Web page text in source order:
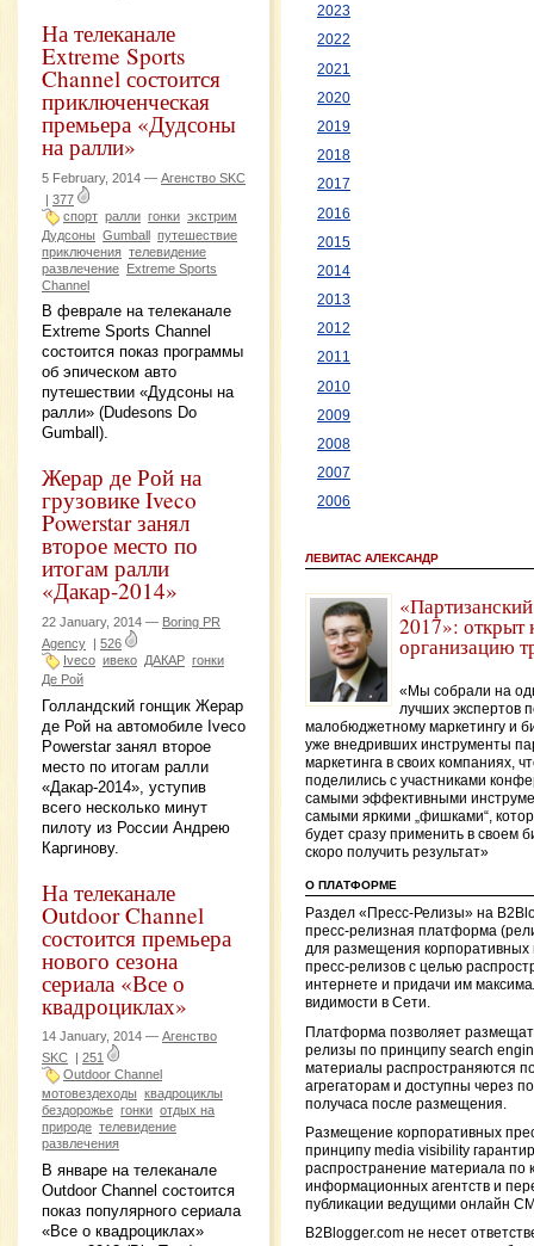
На телеканале
Extreme Sports
Channel состоится
приключенческая
премьера «Дудсоны
на ралли»
5 February, 2014 — Агенство SKC
| 377
спорт ралли гонки экстрим
Дудсоны Gumball путешествие
приключения телевидение
развлечение Extreme Sports
Channel
В феврале на телеканале
Extreme Sports Channel
состоится показ программы
об эпическом авто
путешествии «Дудсоны на
ралли» (Dudesons Do
Gumball).
Жерар де Рой на
грузовике Iveco
Powerstar занял
второе место по
итогам ралли
«Дакар-2014»
22 January, 2014 — Boring PR
Agency | 526
Iveco ивеко ДАКАР гонки
Де Рой
Голландский гонщик Жерар
де Рой на автомобиле Iveco
Powerstar занял второе
место по итогам ралли
«Дакар-2014», уступив
всего несколько минут
пилоту из России Андрею
Каргинову.
На телеканале
Outdoor Channel
состоится премьера
нового сезона
сериала «Все о
квадроциклах»
14 January, 2014 — Агенство
SKC
251
Outdoor Channel
мотовездеходы квадроциклы
бездорожье гонки отдых на
природе телевидение
развлечения
В январе на телеканале
Outdoor Channel состоится
показ популярного сериала
«Все о квадроциклах»
2023
2022
2021
2020
2019
2018
2017
2016
2015
2014
2013
2012
2011
2010
2009
2008
2007
2006
ЛЕВИТАС АЛЕКСАНДР
2017»: открыт
организацию
«Мы собрали на
лучших экспертов
малобюджетному маркетингу и
уже внедривших инструменты
маркетинга в своих компаниях,
поделились с участниками
самыми эффективными
самыми яркими „фишками“,
будет сразу применить в своем
скоро получить результат»
О ПЛАТФОРМЕ
Раздел «Пресс-Релизы» на
пресс-релизная платформа
для размещения корпоративных
пресс-релизов с целью
интернете и придачи им
видимости в Сети.
Платформа позволяет
релизы по принципу search
материалы распространяются
агрегаторам и доступны через
получаса после размещения.
Размещение корпоративных
принципу media visibility
распространение материала по
информационных агентств и
публикации ведущими онлайн
B2Blogger.com не несет